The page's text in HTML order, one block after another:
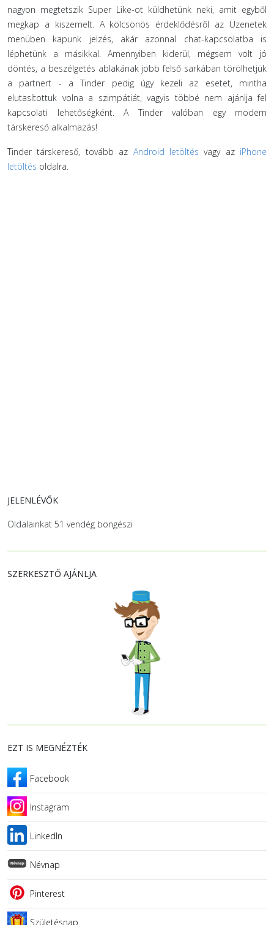
nagyon megtetszik Super Like-ot küldhetünk neki, amit egyből
megkap a kiszemelt. A kölcsönös érdeklődésről az Üzenetek
menüben kapunk jelzés, akár azonnal chat-kapcsolatba is
léphetünk a másikkal. Amennyiben kiderül, mégsem volt jó
döntés, a beszélgetés ablakának jobb felső sarkában törölhetjük
a partnert - a Tinder pedig úgy kezeli az esetet, mintha
elutasítottuk volna a szimpátiát, vagyis többé nem ajánlja fel
kapcsolati lehetőségként. A Tinder valóban egy modern
társkereső alkalmazás!
Tinder társkereső, tovább az Android letöltés vagy az iPhone
letöltés oldalra.
JELENLÉVŐK
Oldalainkat 51 vendég böngészi
SZERKESZTŐ AJÁNLJA
EZT IS MEGNÉZTÉK
Facebook
Instagram
LinkedIn
Névnap
Pinterest
Születésnap